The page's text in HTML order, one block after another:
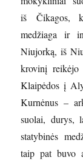
iš Čikagos,
medžiaga ir
Niujorką, iš
krovinį
Klaipėdos į
Kurnėnus –
suolai, durys,
statybinės
taip pat buvo